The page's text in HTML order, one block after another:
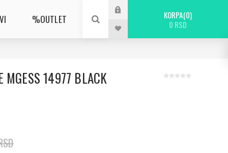
%OUTLET KORPA 0
0 RSD
MGESS 14977 BLACK